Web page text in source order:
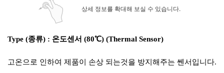
상세 정보를 확대해 보실 수 있습니다.
Type (종류) : 온도센서 (80℃) (Thermal Sensor)
고온으로 인하여 제품이 손상 되는것을 방지해주는 쎈서입니다.